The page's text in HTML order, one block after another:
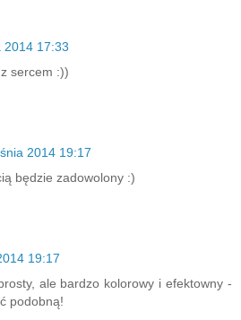
2014 17:33
sercem :))
2014 19:17
będzie zadowolony :)
19:17
ale bardzo kolorowy i efektowny -
podobną!